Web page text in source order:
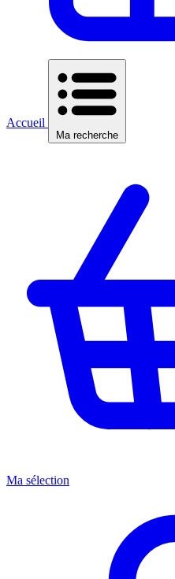
Accueil
Ma recherche
Ma sélection